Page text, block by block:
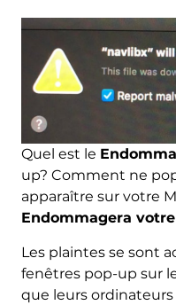
Quel est le
up? Comment ne
apparaître sur votre
Endommagera
Les plaintes se sont
fenêtres pop-up sur
que leurs